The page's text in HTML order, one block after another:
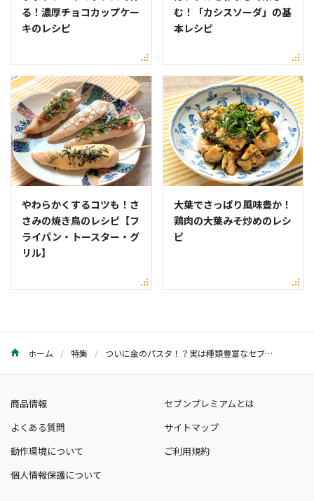
る！濃厚チョコカップケー
キのレシピ
む！「カシスソーダ」の基
本レシピ
やわらかくするコツも！さ
さみの焼き鳥のレシピ【フ
ライパン・トースター・グ
リル】
大葉でさっぱり風味豊か！
鶏肉の大葉みそ炒めのレシ
ピ
ホーム 特集 ついに金のパスタ！？実は種類豊富なセブンプレミアムの冷凍パスタランキング
商品情報
セブンプレミアムとは
よくある質問
サイトマップ
動作環境について
ご利用規約
個人情報保護について